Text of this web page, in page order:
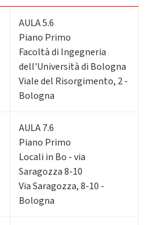
AULA 5.6
Piano Primo
Facoltà di Ingegneria
dell'Università di Bologna
Viale del Risorgimento, 2 -
Bologna
AULA 7.6
Piano Primo
Locali in Bo - via
Saragozza 8-10
Via Saragozza, 8-10 -
Bologna